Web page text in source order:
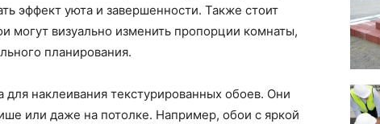
эффект уюта и завершенности. Также стоит
могут визуально изменить пропорции комнаты,
планирования.
наклеивания текстурированных обоев. Они
или даже на потолке. Например, обои с яркой